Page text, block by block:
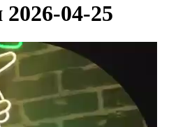
04-25